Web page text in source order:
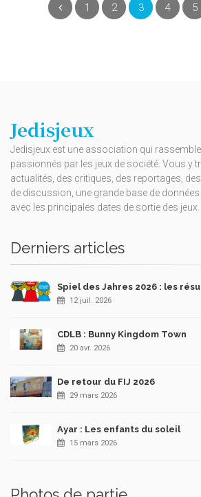
Précédent
1 2 3(current)
4 5
Jedisjeux
Jedisjeux est une association qui
passionnés par les jeux de société. Vous y
actualités, des critiques, des reportages,
de discussion, une grande base de
avec les principales dates de sortie des jeux.
Derniers articles
Spiel des Jahres 2026 : les
12 juil. 2026
CDLB : Bunny Kingdom Town
20 avr. 2026
De retour du FIJ 2026
29 mars 2026
Ayar : Les enfants du soleil
15 mars 2026